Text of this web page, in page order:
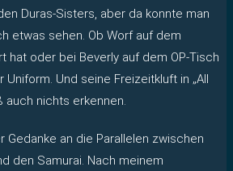
Duras-Sisters, aber da konnte man
etwas sehen. Ob Worf auf dem
hat oder bei Beverly auf dem OP-Tisch
Uniform. Und seine Freizeitkluft in „All
auch nichts erkennen.
Gedanke an die Parallelen zwischen
den Samurai. Nach meinem